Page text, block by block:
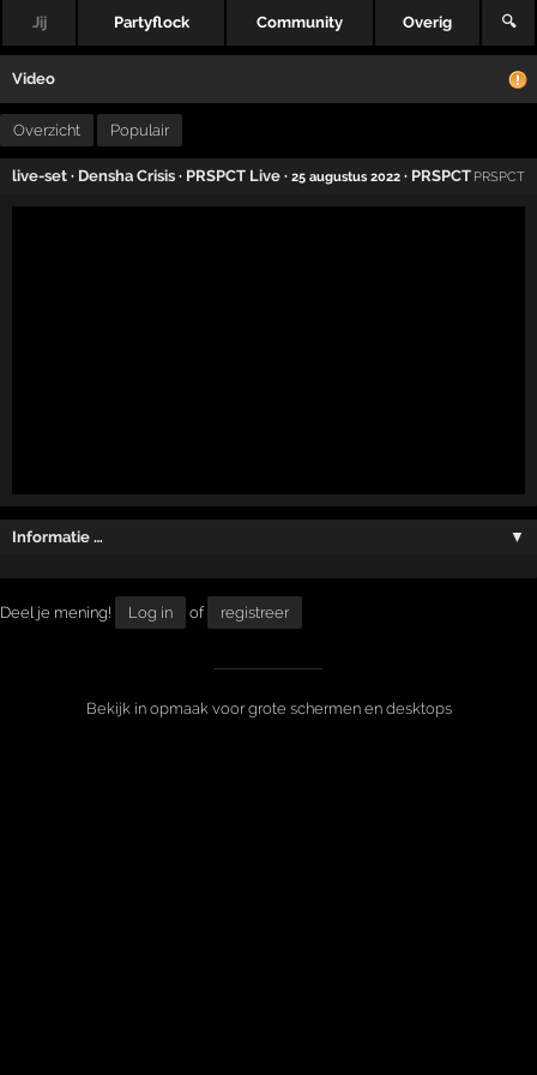
Jij Partyflock Community Overig 🔍
Video
Overzicht Populair
live-set · Densha Crisis · PRSPCT Live ·25 augustus 2022 · PRSPCT PRSPCT
Informatie … ▼
Deel je mening! Log in of registreer
Bekijk in opmaak voor grote schermen en desktops